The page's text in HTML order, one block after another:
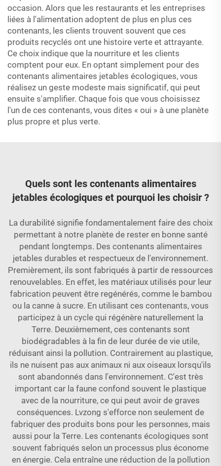
occasion. Alors que les restaurants et les entreprises
liées à l'alimentation adoptent de plus en plus ces
contenants, les clients trouvent souvent que ces
produits recyclés ont une histoire verte et attrayante.
Ce choix indique que la nourriture et les clients
comptent pour eux. En optant simplement pour des
contenants alimentaires jetables écologiques, vous
réalisez un geste modeste mais significatif, qui peut
ensuite s'amplifier. Chaque fois que vous choisissez
l'un de ces contenants, vous dites « oui » à une planète
plus propre et plus verte.
Quels sont les contenants alimentaires
jetables écologiques et pourquoi les choisir ?
La durabilité signifie fondamentalement faire des choix
permettant à notre planète de rester en bonne santé
pendant longtemps. Des contenants alimentaires
jetables durables et respectueux de l'environnement.
Premièrement, ils sont fabriqués à partir de ressources
renouvelables. En effet, les matériaux utilisés pour leur
fabrication peuvent être regénérés, comme le bambou
ou la canne à sucre. En utilisant ces contenants, vous
participez à un cycle qui régénère naturellement la
Terre. Deuxièmement, ces contenants sont
biodégradables à la fin de leur durée de vie utile,
réduisant ainsi la pollution. Contrairement au plastique,
ils ne nuisent pas aux animaux ni aux oiseaux lorsqu'ils
sont abandonnés dans l'environnement. C'est très
important car la faune confond souvent le plastique
avec de la nourriture, ce qui peut avoir de graves
conséquences. Lvzong s'efforce non seulement de
fabriquer des produits bons pour les personnes, mais
aussi pour la Terre. Les contenants écologiques sont
souvent fabriqués selon un processus plus économe
en énergie. Cela entraîne une réduction de la pollution